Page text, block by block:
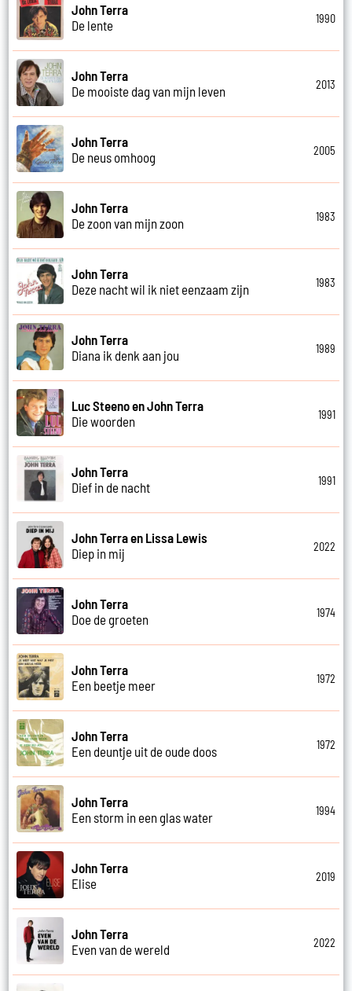
John Terra
De lente
1990
John Terra
De mooiste dag van mijn leven
2013
John Terra
De neus omhoog
2005
John Terra
De zoon van mijn zoon
1983
John Terra
Deze nacht wil ik niet eenzaam zijn
1983
John Terra
Diana ik denk aan jou
1989
Luc Steeno en John Terra
Die woorden
1991
John Terra
Dief in de nacht
1991
John Terra en Lissa Lewis
Diep in mij
2022
John Terra
Doe de groeten
1974
John Terra
Een beetje meer
1972
John Terra
Een deuntje uit de oude doos
1972
John Terra
Een storm in een glas water
1994
John Terra
Elise
2019
John Terra
Even van de wereld
2022